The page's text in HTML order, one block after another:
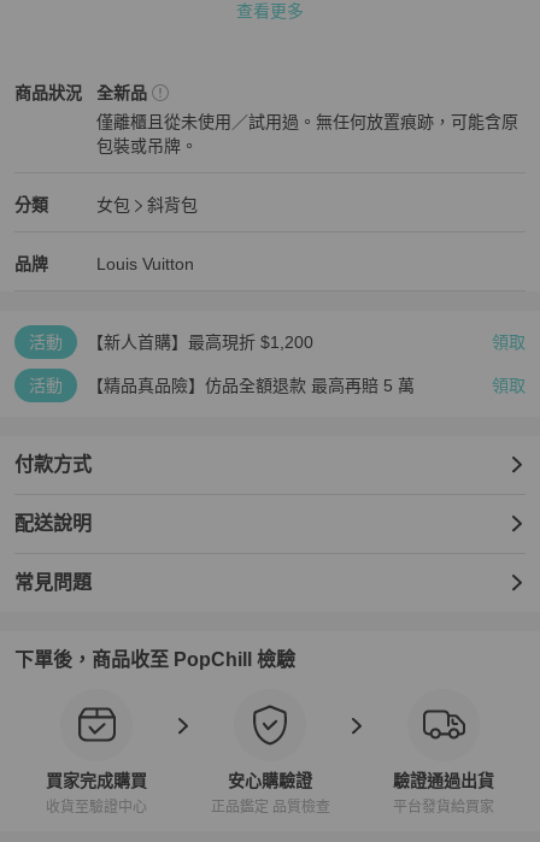
下單前請先確認好尺寸唷
查看更多
商品狀況
Louis Vuitton女包商品狀態與細節
全新品
僅離櫃且從未使用／試用過。無任何放置痕跡，可能含原
包裝或吊牌。
分類
Louis Vuitton女包 分類資訊
女包
斜背包
品牌
Louis Vuitton精品女包品牌介紹
Louis Vuitton
Louis Vuitton推薦清單
活動 【新人首購】最高現折 $1,200 領取
活動 【精品真品險】仿品全額退款 最高再賠 5 萬 領取
付款方式
配送說明
常見問題
下單後，商品收至 PopChill 檢驗
買家完成購買
收貨至驗證中心
安心購驗證
正品鑑定 品質檢查
驗證通過出貨
平台發貨給買家